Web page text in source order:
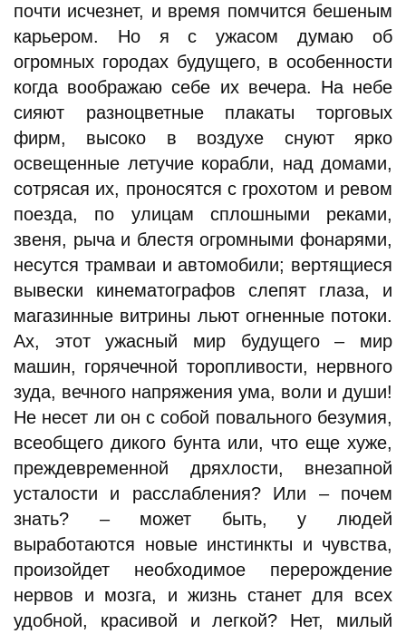
почти исчезнет, и время помчится бешеным
карьером. Но я с ужасом думаю об
огромных городах будущего, в особенности
когда воображаю себе их вечера. На небе
сияют разноцветные плакаты торговых
фирм, высоко в воздухе снуют ярко
освещенные летучие корабли, над домами,
сотрясая их, проносятся с грохотом и ревом
поезда, по улицам сплошными реками,
звеня, рыча и блестя огромными фонарями,
несутся трамваи и автомобили; вертящиеся
вывески кинематографов слепят глаза, и
магазинные витрины льют огненные потоки.
Ах, этот ужасный мир будущего – мир
машин, горячечной торопливости, нервного
зуда, вечного напряжения ума, воли и души!
Не несет ли он с собой повального безумия,
всеобщего дикого бунта или, что еще хуже,
преждевременной дряхлости, внезапной
усталости и расслабления? Или – почем
знать? – может быть, у людей
выработаются новые инстинкты и чувства,
произойдет необходимое перерождение
нервов и мозга, и жизнь станет для всех
удобной, красивой и легкой? Нет, милый